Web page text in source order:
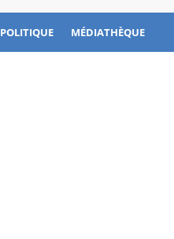
MÉDIATHÈQUE